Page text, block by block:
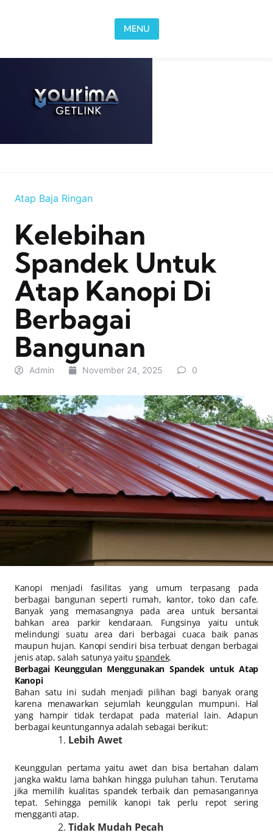
MENU
Atap Baja Ringan
Kelebihan
Spandek Untuk
Atap Kanopi Di
Berbagai
Bangunan
Admin November 24, 2025 0
Kanopi menjadi fasilitas yang umum terpasang pada
berbagai bangunan seperti rumah, kantor, toko dan cafe.
Banyak yang memasangnya pada area untuk bersantai
bahkan area parkir kendaraan. Fungsinya yaitu untuk
melindungi suatu area dari berbagai cuaca baik panas
maupun hujan. Kanopi sendiri bisa terbuat dengan berbagai
jenis atap, salah satunya yaituspandek.
Berbagai Keunggulan Menggunakan Spandek untuk Atap
Kanopi
Bahan satu ini sudah menjadi pilihan bagi banyak orang
karena menawarkan sejumlah keunggulan mumpuni. Hal
yang hampir tidak terdapat pada material lain. Adapun
berbagai keuntungannya adalah sebagai berikut:
Lebih Awet
Keunggulan pertama yaitu awet dan bisa bertahan dalam
jangka waktu lama bahkan hingga puluhan tahun. Terutama
jika memilih kualitas spandek terbaik dan pemasangannya
tepat. Sehingga pemilik kanopi tak perlu repot sering
mengganti atap.
Tidak Mudah Pecah